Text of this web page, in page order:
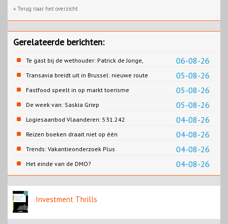
« Terug naar het overzicht
Gerelateerde berichten:
06-08-26
Te gast bij de wethouder: Patrick de Jonge,
Gemeente Emmen
05-08-26
Transavia breidt uit in Brussel: nieuwe route
naar Porto
05-08-26
Fastfood speelt in op markt toerisme
05-08-26
De week van: Saskia Griep
04-08-26
Logiesaanbod Vlaanderen: 531.242
slaapplaatsen
04-08-26
Reizen boeken draait niet op één
contentbron
04-08-26
Trends: Vakantieonderzoek Plus
04-08-26
Het einde van de DMO?
Investment Thrills